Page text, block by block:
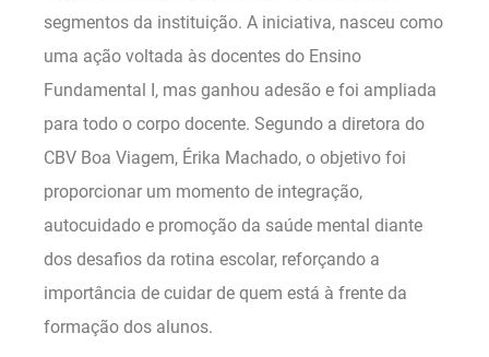
segmentos da instituição. A iniciativa, nasceu como
uma ação voltada às docentes do Ensino
Fundamental I, mas ganhou adesão e foi ampliada
para todo o corpo docente. Segundo a diretora do
CBV Boa Viagem, Érika Machado, o objetivo foi
proporcionar um momento de integração,
autocuidado e promoção da saúde mental diante
dos desafios da rotina escolar, reforçando a
importância de cuidar de quem está à frente da
formação dos alunos.